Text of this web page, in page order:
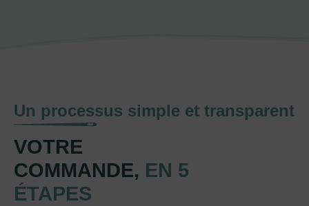
Un processus simple et transparent
VOTRE
COMMANDE, EN 5
ÉTAPES